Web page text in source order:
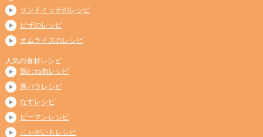
サンドイッチのレシピ
ピザのレシピ
オムライスのレシピ
人気の食材レシピ
鶏むね肉レシピ
豚バラレシピ
なすレシピ
ピーマンレシピ
じゃがいもレシピ